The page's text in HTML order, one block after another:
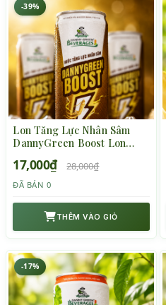
-39%
Lon Tăng Lực Nhân Sâm
DannyGreen Boost Lon
17,000₫ 28,000₫
ĐÃ BÁN 0
THÊM VÀO GIỎ
-17%